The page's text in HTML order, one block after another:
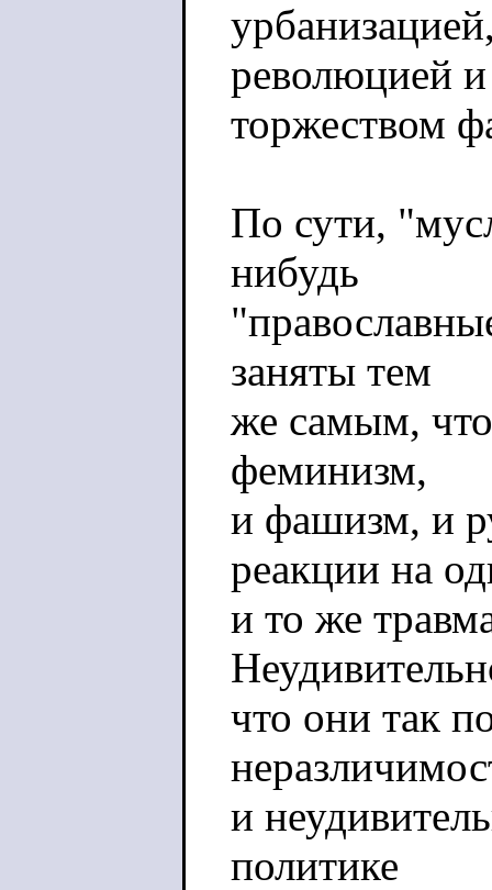
революцией и
торжеством
По сути,
нибудь
заняты тем
же самым,
феминизм,
и фашизм, и
реакции на
и то же
что они так
и
политике